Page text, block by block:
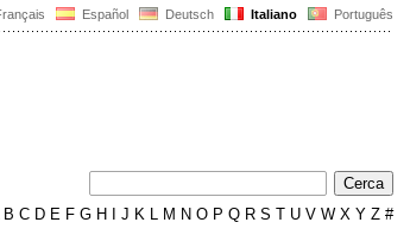
Español Deutsch Italiano Português
B C D E F G H J K L M N O P Q R S T U V W X Y Z #